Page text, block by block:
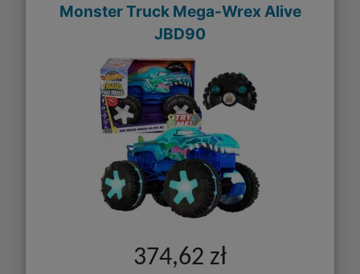
Monster Truck Mega-Wrex Alive
JBD90
374,62 zł